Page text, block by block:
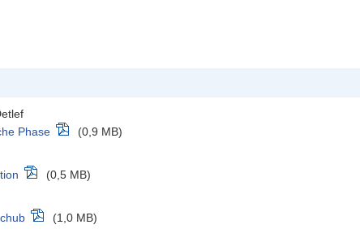
Phase
(0,9 MB)
(0,5 MB)
(1,0 MB)